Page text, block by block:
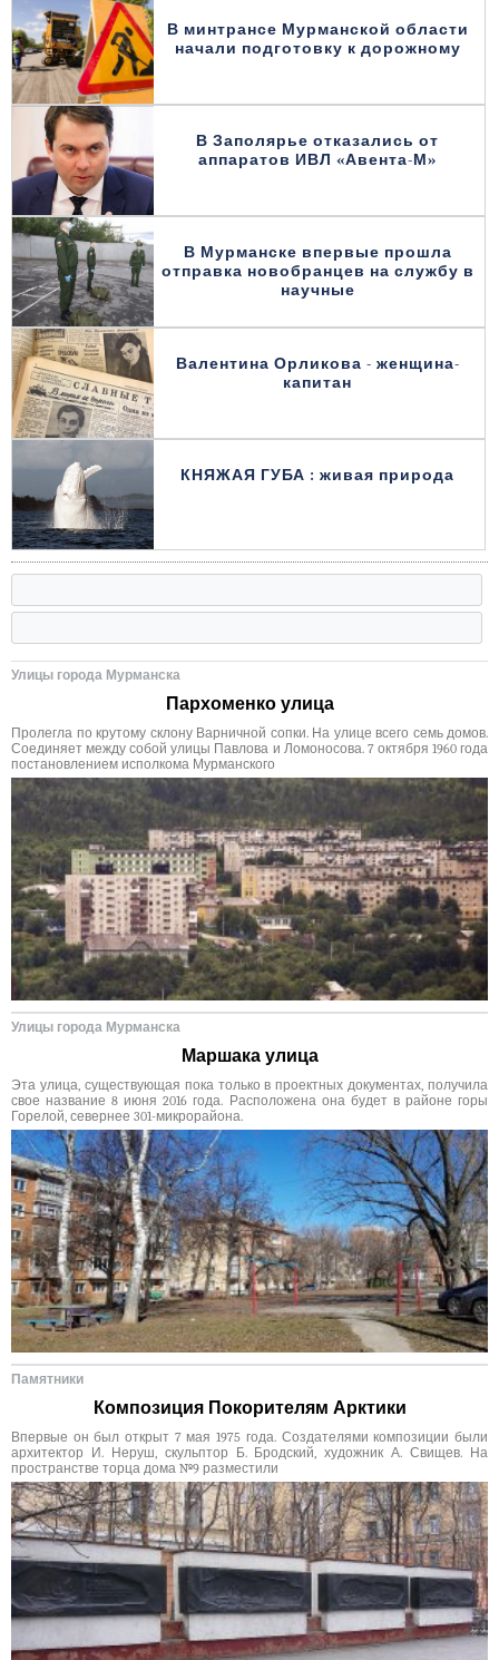
В минтрансе Мурманской области
начали подготовку к дорожному
В Заполярье отказались от
аппаратов ИВЛ «Авента-М»
В Мурманске впервые прошла
отправка новобранцев на службу в
научные
Валентина Орликова - женщина-
капитан
КНЯЖАЯ ГУБА : живая природа
Улицы города Мурманска
Пархоменко улица
Пролегла по крутому склону Варничной сопки. На улице всего семь домов.
Соединяет между собой улицы Павлова и Ломоносова. 7 октября 1960 года
постановлением исполкома Мурманского
Улицы города Мурманска
Маршака улица
Эта улица, существующая пока только в проектных документах, получила
свое название 8 июня 2016 года. Расположена она будет в районе горы
Горелой, севернее 301-микрорайона.
Памятники
Композиция Покорителям Арктики
Впервые он был открыт 7 мая 1975 года. Создателями композиции были
архитектор И. Неруш, скульптор Б. Бродский, художник А. Свищев. На
пространстве торца дома №9 разместили